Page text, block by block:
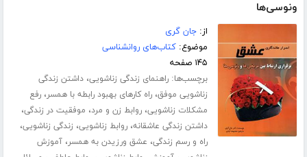
ونوسی‌ها‎
از:جان گری
موضوع:کتاب‌های روانشناسی
۱۴۵ صفحه
برچسب‌ها:راهنمای زندگی زناشویی،داشتن زندگی
زناشویی موفق،راه کارهای بهبود رابطه با همسر،رفع
مشکلات زناشویی،روابط زن و مرد، موفقیت در زندگی،
داشتن زندگی عاشقانه،روابط زناشویی، زندگی زناشویی،
راه و رسم زندگی، عشق ورزیدن به همسر،آموزش